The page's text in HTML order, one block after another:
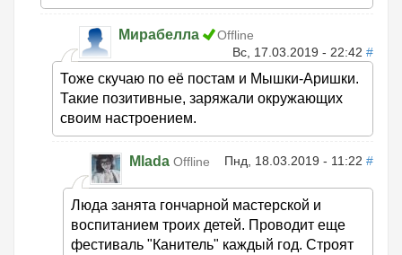
Мирабелла
Offline
Вс, 17.03.2019 - 22:42 #
Тоже скучаю по её постам и Мышки-Аришки.
Такие позитивные, заряжали окружающих
своим настроением.
Mlada Offline Пнд, 18.03.2019 - 11:22 #
Люда занята гончарной мастерской и
воспитанием троих детей. Проводит еще
фестиваль "Канитель" каждый год. Строят